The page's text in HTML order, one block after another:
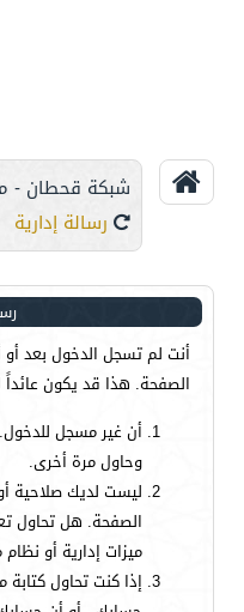
شبكة قحطان -
رسالة إدارية
أنت لم تسجل الدخول بعد
الصفحة. هذا قد يكون
أن غير مسجل
وحاول مرة أخرى.
ليست لديك صلاحية
الصفحة. هل تحاول
ميزات إدارية أو نظام
إذا كنت تحاول كتابة